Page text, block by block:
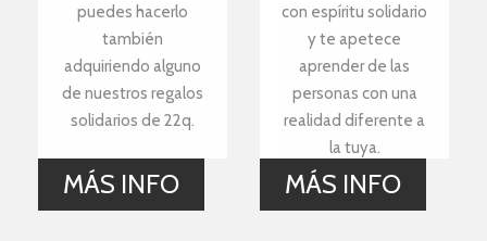
puedes hacerlo
también
adquiriendo alguno
de nuestros regalos
solidarios de 22q.
MÁS INFO
con espíritu solidario
y te apetece
aprender de las
personas con una
realidad diferente a
la tuya.
MÁS INFO